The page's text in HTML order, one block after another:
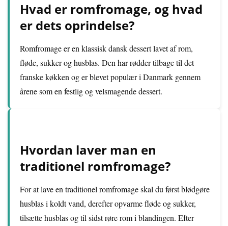
Hvad er romfromage, og hvad
er dets oprindelse?
Romfromage er en klassisk dansk dessert lavet af rom,
fløde, sukker og husblas. Den har rødder tilbage til det
franske køkken og er blevet populær i Danmark gennem
årene som en festlig og velsmagende dessert.
Hvordan laver man en
traditionel romfromage?
For at lave en traditionel romfromage skal du først blødgøre
husblas i koldt vand, derefter opvarme fløde og sukker,
tilsætte husblas og til sidst røre rom i blandingen. Efter